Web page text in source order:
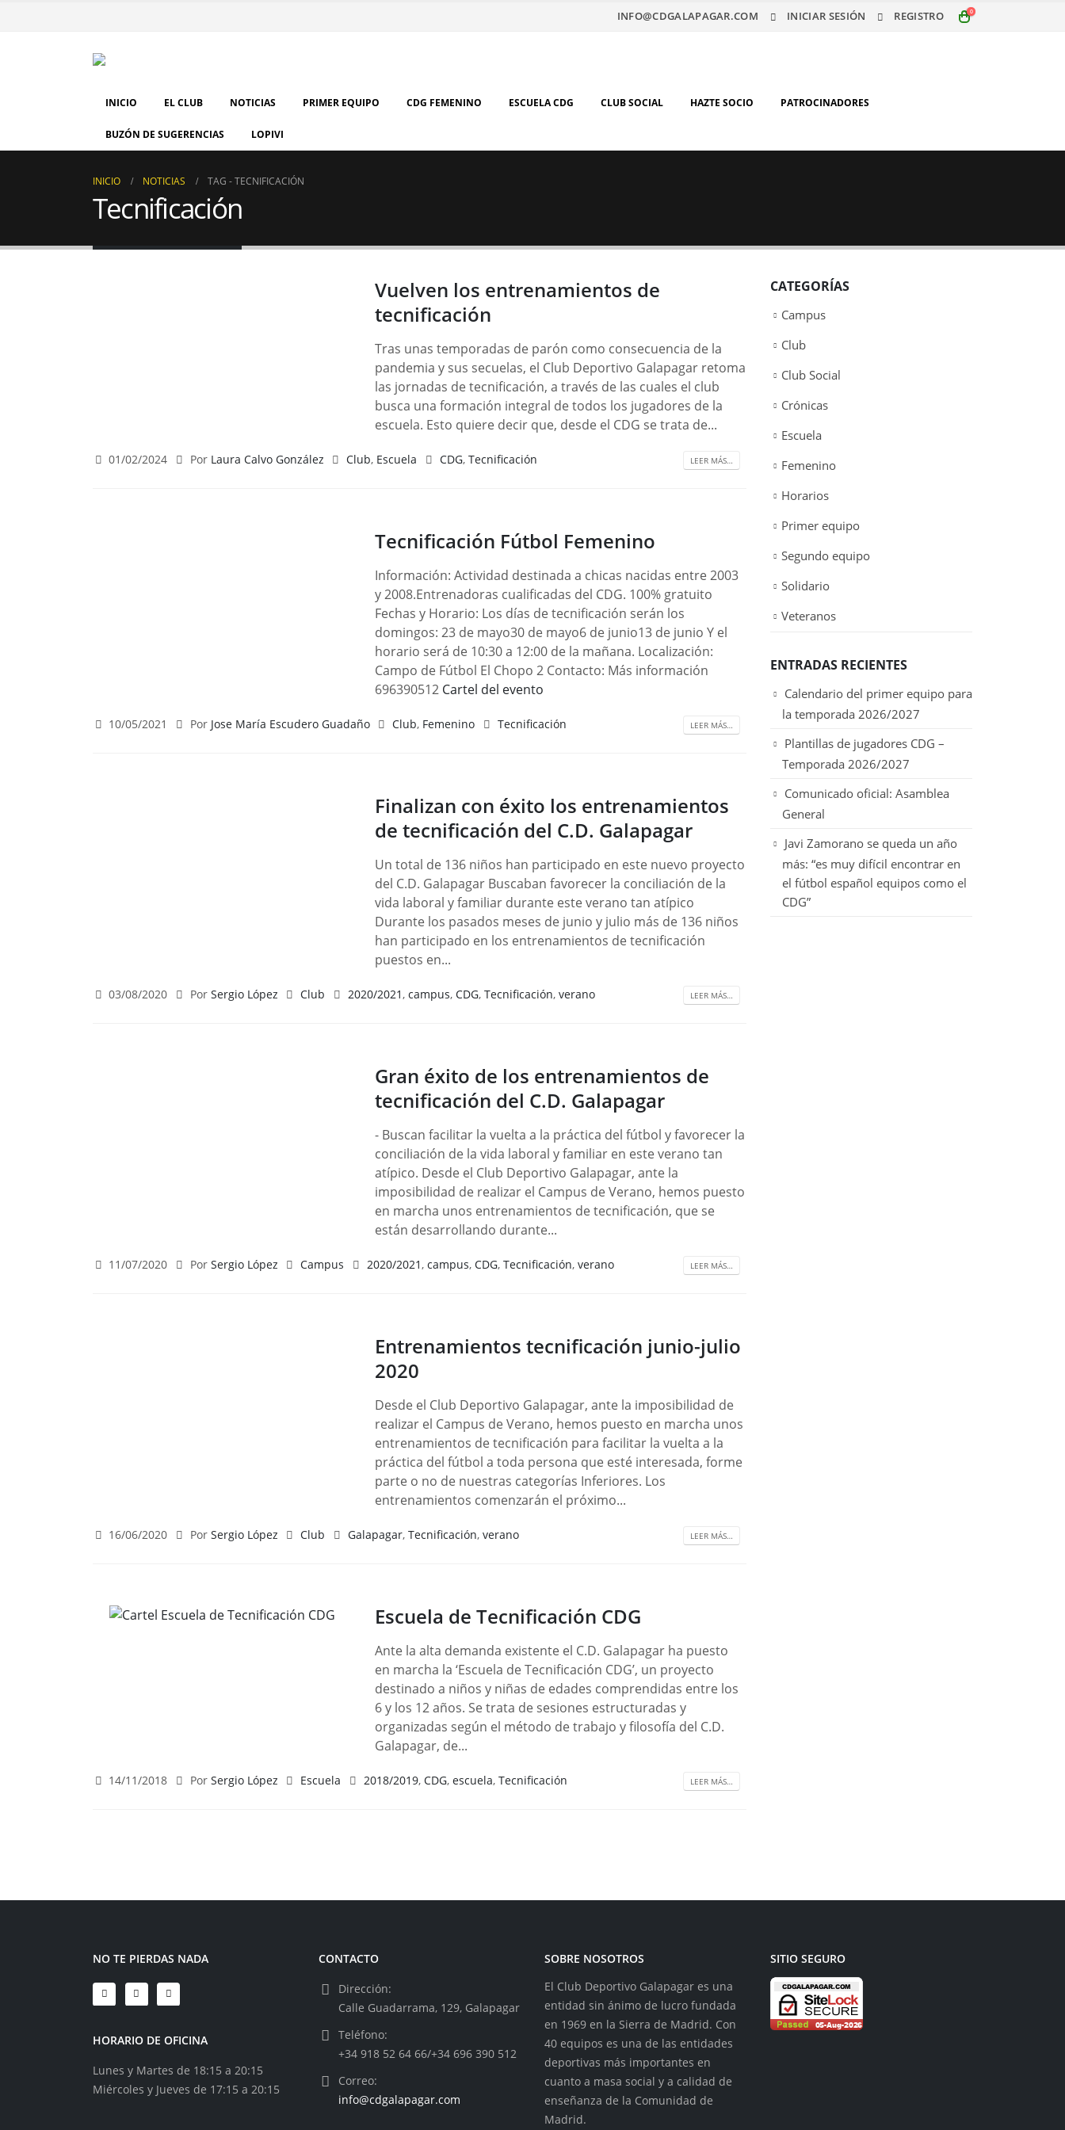
INFO@CDGALAPAGAR.COM INICIAR SESIÓN REGISTRO 0
INICIO EL CLUB NOTICIAS PRIMER EQUIPO CDG FEMENINO ESCUELA CDG CLUB SOCIAL HAZTE SOCIO PATROCINADORES
BUZÓN DE SUGERENCIAS LOPIVI
INICIO NOTICIAS TAG -TECNIFICACIÓN
Tecnificación
Vuelven los entrenamientos de
tecnificación
Tras unas temporadas de parón como consecuencia de la
pandemia y sus secuelas, el Club Deportivo Galapagar retoma
las jornadas de tecnificación, a través de las cuales el club
busca una formación integral de todos los jugadores de la
escuela. Esto quiere decir que, desde el CDG se trata de...
01/02/2024 Por Laura Calvo González Club, Escuela CDG, Tecnificación LEER MÁS…
Tecnificación Fútbol Femenino
Información: Actividad destinada a chicas nacidas entre 2003
y 2008.Entrenadoras cualificadas del CDG. 100% gratuito
Fechas y Horario: Los días de tecnificación serán los
domingos: 23 de mayo30 de mayo6 de junio13 de junio Y el
horario será de 10:30 a 12:00 de la mañana. Localización:
Campo de Fútbol El Chopo 2 Contacto: Más información
696390512 Cartel del evento
10/05/2021 Por Jose María Escudero Guadaño Club, Femenino Tecnificación LEER MÁS…
Finalizan con éxito los entrenamientos
de tecnificación del C.D. Galapagar
Un total de 136 niños han participado en este nuevo proyecto
del C.D. Galapagar Buscaban favorecer la conciliación de la
vida laboral y familiar durante este verano tan atípico
Durante los pasados meses de junio y julio más de 136 niños
han participado en los entrenamientos de tecnificación
puestos en...
03/08/2020 Por Sergio López Club 2020/2021, campus, CDG, Tecnificación, verano LEER MÁS…
Gran éxito de los entrenamientos de
tecnificación del C.D. Galapagar
- Buscan facilitar la vuelta a la práctica del fútbol y favorecer la
conciliación de la vida laboral y familiar en este verano tan
atípico. Desde el Club Deportivo Galapagar, ante la
imposibilidad de realizar el Campus de Verano, hemos puesto
en marcha unos entrenamientos de tecnificación, que se
están desarrollando durante...
11/07/2020 Por Sergio López Campus 2020/2021, campus, CDG, Tecnificación, verano LEER MÁS…
Entrenamientos tecnificación junio-julio
2020
Desde el Club Deportivo Galapagar, ante la imposibilidad de
realizar el Campus de Verano, hemos puesto en marcha unos
entrenamientos de tecnificación para facilitar la vuelta a la
práctica del fútbol a toda persona que esté interesada, forme
parte o no de nuestras categorías Inferiores. Los
entrenamientos comenzarán el próximo...
16/06/2020 Por Sergio López Club Galapagar, Tecnificación, verano LEER MÁS…
Escuela de Tecnificación CDG
Ante la alta demanda existente el C.D. Galapagar ha puesto
en marcha la ‘Escuela de Tecnificación CDG’, un proyecto
destinado a niños y niñas de edades comprendidas entre los
6 y los 12 años. Se trata de sesiones estructuradas y
organizadas según el método de trabajo y filosofía del C.D.
Galapagar, de...
14/11/2018 Por Sergio López Escuela 2018/2019, CDG, escuela, Tecnificación LEER MÁS…
CATEGORÍAS
Campus
Club
Club Social
Crónicas
Escuela
Femenino
Horarios
Primer equipo
Segundo equipo
Solidario
Veteranos
ENTRADAS RECIENTES
Calendario del primer equipo para
la temporada 2026/2027
Plantillas de jugadores CDG –
Temporada 2026/2027
Comunicado oficial: Asamblea
General
Javi Zamorano se queda un año
más: “es muy difícil encontrar en
el fútbol español equipos como el
CDG”
NO TE PIERDAS NADA
HORARIO DE OFICINA
Lunes y Martes de 18:15 a 20:15
Miércoles y Jueves de 17:15 a 20:15
CONTACTO
Dirección:
Calle Guadarrama, 129, Galapagar
Teléfono:
+34 918 52 64 66/+34 696 390 512
Correo:
info@cdgalapagar.com
SOBRE NOSOTROS
El Club Deportivo Galapagar es una
entidad sin ánimo de lucro fundada
en 1969 en la Sierra de Madrid. Con
40 equipos es una de las entidades
deportivas más importantes en
cuanto a masa social y a calidad de
enseñanza de la Comunidad de
Madrid.
SITIO SEGURO